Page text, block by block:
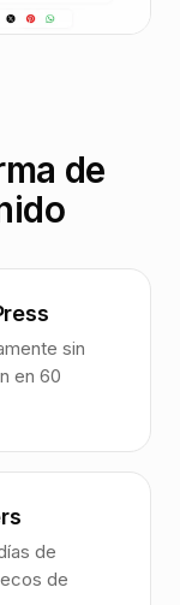
de
sin
en 60
de
de